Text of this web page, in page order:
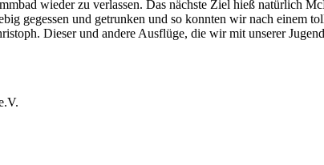
wieder zu verlassen. Das nächste Ziel hieß natürlich
gegessen und getrunken und so konnten wir nach einem
Dieser und andere Ausflüge, die wir mit unserer